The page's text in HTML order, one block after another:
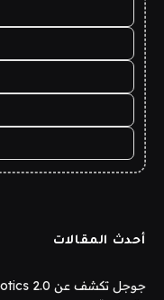
أحدث المقالات